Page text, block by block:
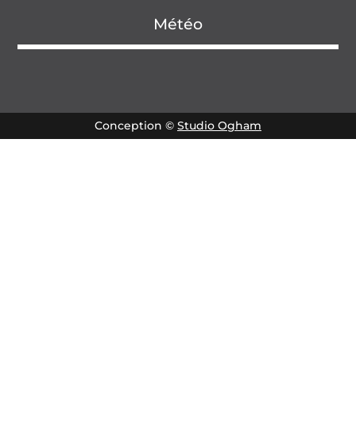
Météo
Conception © Studio Ogham